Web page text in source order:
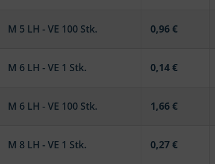
M 5 LH - VE 100 Stk. 0,96 €
M 6 LH - VE 1 Stk. 0,14 €
M 6 LH - VE 100 Stk. 1,66 €
M 8 LH - VE 1 Stk. 0,27 €